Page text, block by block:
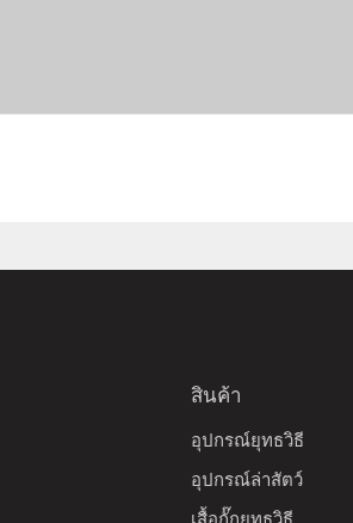
สินค้า
อุปกรณ์ยุทธวิธี
อุปกรณ์ล่าสัตว์